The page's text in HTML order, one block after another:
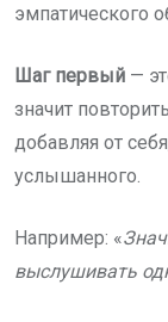
эмпатического
Шаг первый —
значит
добавляя от
услышанного.
Например: «
выслушивать